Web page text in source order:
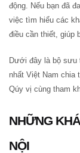
động. Nếu bạn đã
việc tìm hiểu các
điều cần thiết, giúp
Dưới đây là bộ sưu
nhất Việt Nam
Qúy vị cùng tham
NHỮNG
NỘI